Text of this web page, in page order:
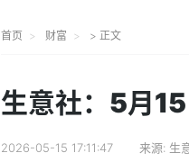
首页 财富 > 正文
生意社：5月
2026-05-15 17:11:47 来源: 生